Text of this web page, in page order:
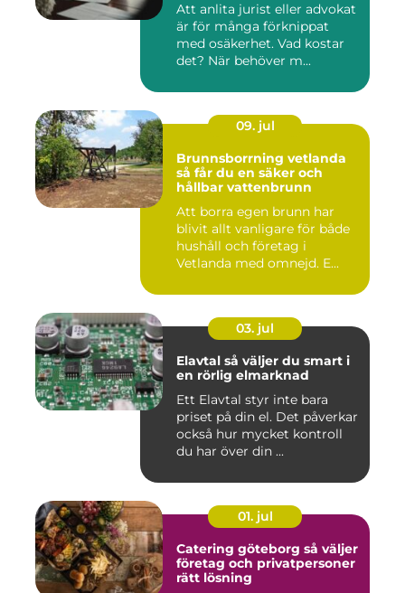
Att anlita jurist eller advokat
är för många förknippat
med osäkerhet. Vad kostar
det? När behöver m...
09. jul
Brunnsborrning vetlanda
så får du en säker och
hållbar vattenbrunn
Att borra egen brunn har
blivit allt vanligare för både
hushåll och företag i
Vetlanda med omnejd. E...
03. jul
Elavtal så väljer du smart i
en rörlig elmarknad
Ett Elavtal styr inte bara
priset på din el. Det påverkar
också hur mycket kontroll
du har över din ...
01. jul
Catering göteborg så väljer
företag och privatpersoner
rätt lösning